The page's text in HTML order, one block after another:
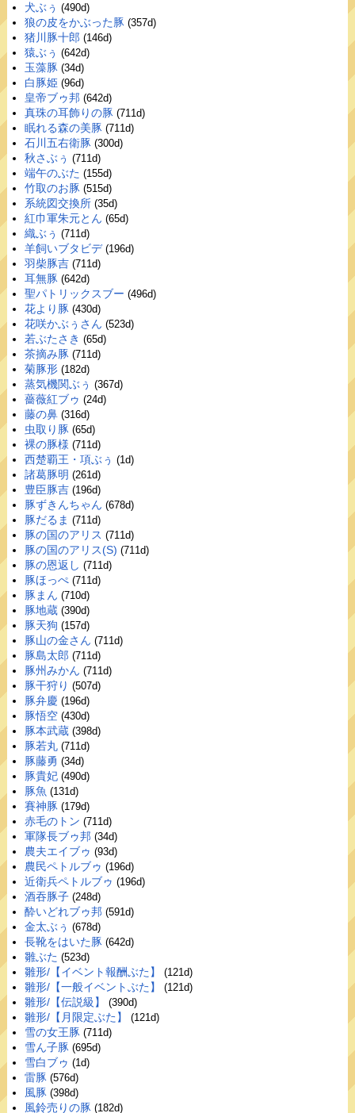
犬ぶぅ (490d)
狼の皮をかぶった豚(357d)
猪川豚十郎 (146d)
猿ぶぅ (642d)
玉藻豚(34d)
白豚姫(96d)
皇帝ブゥ邦(642d)
真珠の耳飾りの豚(711d)
眠れる森の美豚(711d)
石川五右衛豚(300d)
秋さぶぅ (711d)
端午のぶた (155d)
竹取のお豚(515d)
系統図交換所(35d)
紅巾軍朱元とん (65d)
織ぶぅ (711d)
羊飼いブタビデ(196d)
羽柴豚吉(711d)
耳無豚(642d)
聖パトリックスブー (496d)
花より豚(430d)
花咲かぶぅさん (523d)
若ぶたさき (65d)
茶摘み豚(711d)
菊豚形(182d)
蒸気機関ぶぅ (367d)
薔薇紅ブゥ (24d)
藤の鼻(316d)
虫取り豚(65d)
裸の豚様 (711d)
西楚覇王・項ぶぅ (1d)
諸葛豚明 (261d)
豊臣豚吉(196d)
豚ずきんちゃん (678d)
豚だるま (711d)
豚の国のアリス (711d)
豚の国のアリス(S) (711d)
豚の恩返し (711d)
豚ほっぺ(711d)
豚まん (710d)
豚地蔵(390d)
豚天狗 (157d)
豚山の金さん (711d)
豚島太郎 (711d)
豚州みかん (711d)
豚干狩り (507d)
豚弁慶 (196d)
豚悟空(430d)
豚本武蔵(398d)
豚若丸(711d)
豚藤勇 (34d)
豚貴妃(490d)
豚魚 (131d)
賽神豚(179d)
赤毛のトン (711d)
軍隊長ブゥ邦(34d)
農夫エイブゥ (93d)
農民ペトルブゥ (196d)
近衛兵ペトルブゥ (196d)
酒吞豚子(248d)
酔いどれブゥ邦(591d)
金太ぶぅ (678d)
長靴をはいた豚(642d)
雛ぶた (523d)
雛形/【イベント報酬ぶた】 (121d)
雛形/【一般イベントぶた】 (121d)
雛形/【伝説級】 (390d)
雛形/【月限定ぶた】 (121d)
雪の女王豚(711d)
雪ん子豚(695d)
雪白ブゥ (1d)
雷豚(576d)
風豚(398d)
風鈴売りの豚(182d)